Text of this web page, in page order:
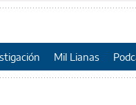
Mil Lianas